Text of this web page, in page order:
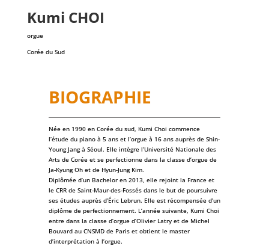
Kumi CHOI
orgue
Corée du Sud
BIOGRAPHIE
Née en 1990 en Corée du sud, Kumi Choi commence
l’étude du piano à 5 ans et l’orgue à 16 ans auprès de Shin-
Young Jang à Séoul. Elle intègre l’Université Nationale des
Arts de Corée et se perfectionne dans la classe d’orgue de
Ja-Kyung Oh et de Hyun-Jung Kim.
Diplômée d’un Bachelor en 2013, elle rejoint la France et
le CRR de Saint-Maur-des-Fossés dans le but de poursuivre
ses études auprès d’Éric Lebrun. Elle est récompensée d’un
diplôme de perfectionnement. L’année suivante, Kumi Choi
entre dans la classe d’orgue d’Olivier Latry et de Michel
Bouvard au CNSMD de Paris et obtient le master
d’interprétation à l’orgue.